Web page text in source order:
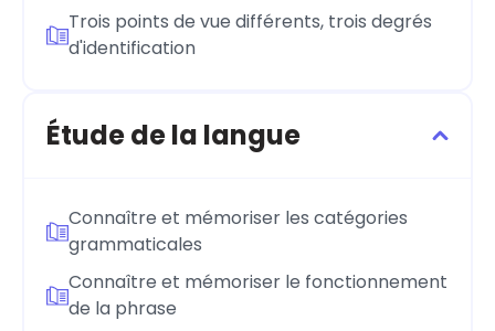
Trois points de vue différents, trois degrés
d'identification
Étude de la langue
Connaître et mémoriser les catégories
grammaticales
Connaître et mémoriser le fonctionnement
de la phrase